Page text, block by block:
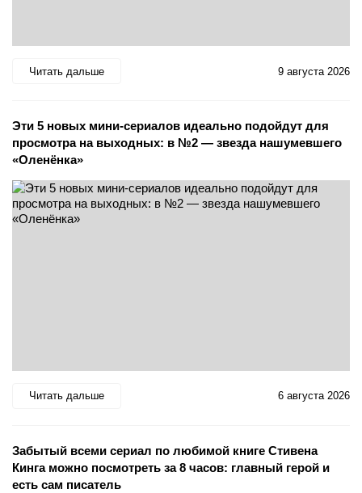
Читать дальше 9 августа 2026
Эти 5 новых мини-сериалов идеально подойдут для
просмотра на выходных: в №2 — звезда нашумевшего
«Оленёнка»
Читать дальше 6 августа 2026
Забытый всеми сериал по любимой книге Стивена
Кинга можно посмотреть за 8 часов: главный герой и
есть сам писатель